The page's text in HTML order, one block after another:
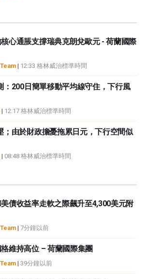
心通脹支撐瑞典克朗兌歐元 - 荷蘭國際
| 12:33 格林威治標準時間
：200日簡單移動平均線守住，下行風
| 12:17 格林威治標準時間
；由於財政擔憂拖累日元，下行空間似
| 08:48 格林威治標準時間
債收益率走軟之際飆升至4,300美元附
| 7分鐘以前
維持高位 – 荷蘭國際集團
| 39分鐘以前